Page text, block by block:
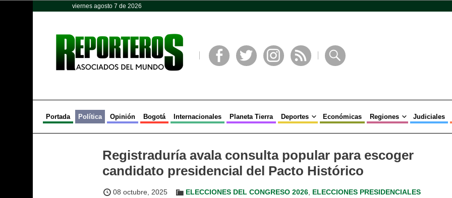
viernes agosto 7 de 2026
Portada Política Opinión Bogotá Internacionales Planeta Tierra Deportes Económicas Regiones Judiciales
Registraduría avala consulta popular para escoger
candidato presidencial del Pacto Histórico
08 octubre, 2025 ELECCIONES DEL CONGRESO 2026 ELECCIONES PRESIDENCIALES
Opinión Política